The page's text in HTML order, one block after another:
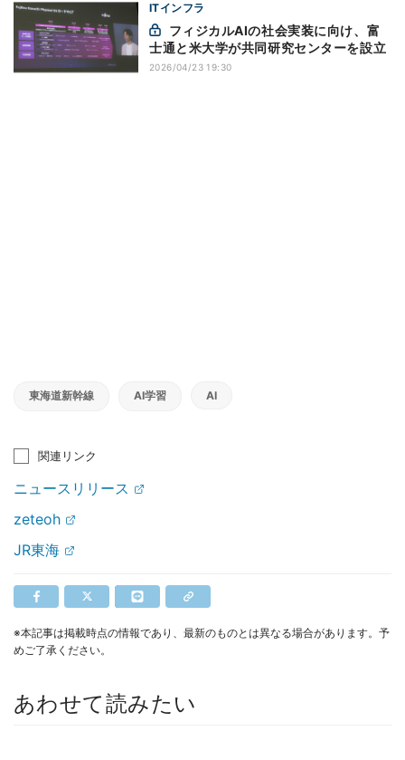
ITインフラ
士通と米大学が共同研究センターを設立
2026/04/23 19:30
東海道新幹線 AI学習 AI
関連リンク
ニュースリリース
zeteoh
JR東海
※本記事は掲載時点の情報であり、最新のものとは異なる場合があります。予
めご了承ください。
あわせて読みたい